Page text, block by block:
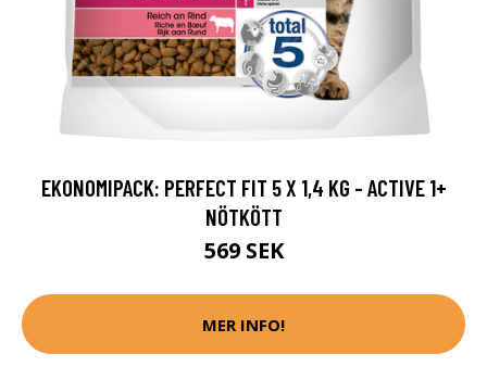
EKONOMIPACK: PERFECT FIT 5 X 1,4 KG - ACTIVE 1+
NÖTKÖTT
569 SEK
MER INFO!